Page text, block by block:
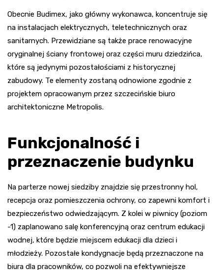
Obecnie Budimex, jako główny wykonawca, koncentruje się
na instalacjach elektrycznych, teletechnicznych oraz
sanitarnych. Przewidziane są także prace renowacyjne
oryginalnej ściany frontowej oraz części muru dziedzińca,
które są jedynymi pozostałościami z historycznej
zabudowy. Te elementy zostaną odnowione zgodnie z
projektem opracowanym przez szczecińskie biuro
architektoniczne Metropolis.
Funkcjonalność i
przeznaczenie budynku
Na parterze nowej siedziby znajdzie się przestronny hol,
recepcja oraz pomieszczenia ochrony, co zapewni komfort i
bezpieczeństwo odwiedzającym. Z kolei w piwnicy (poziom
-1) zaplanowano salę konferencyjną oraz centrum edukacji
wodnej, które będzie miejscem edukacji dla dzieci i
młodzieży. Pozostałe kondygnacje będą przeznaczone na
biura dla pracowników, co pozwoli na efektywniejsze